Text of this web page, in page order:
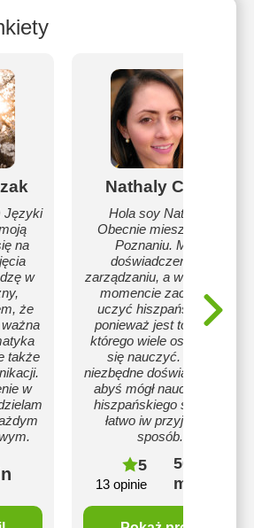
Języki
na
w
że
także
w
Nathaly Claro
Hola soy Nathaly!
Obecnie mieszkam w
Poznaniu. Mam
doświadczenie w
zarządzaniu, a w pewnym
momencie zaczęłam
uczyć hiszpańskiego,
ponieważ jest to język,
którego wiele osób chce
się nauczyć. Mam
niezbędne doświadczenie,
abyś mógł nauczyć się
hiszpańskiego szybko,
łatwo iw przyjemny
sposób.
5
13 opinie
50 zł/60
min